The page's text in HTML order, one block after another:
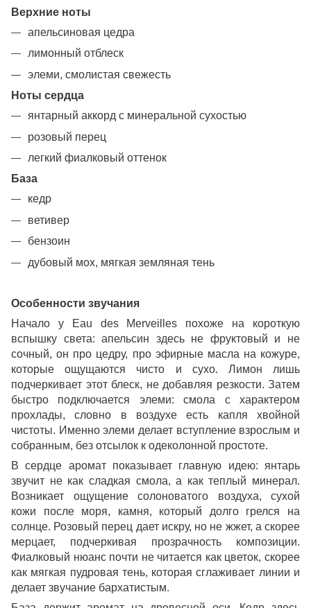
Верхние ноты
апельсиновая цедра
лимонный отблеск
элеми, смолистая свежесть
Ноты сердца
янтарный аккорд с минеральной сухостью
розовый перец
легкий фиалковый оттенок
База
кедр
ветивер
бензоин
дубовый мох, мягкая земляная тень
Особенности звучания
Начало у Eau des Merveilles похоже на короткую
вспышку света: апельсин здесь не фруктовый и не
сочный, он про цедру, про эфирные масла на кожуре,
которые ощущаются чисто и сухо. Лимон лишь
подчеркивает этот блеск, не добавляя резкости. Затем
быстро подключается элеми: смола с характером
прохлады, словно в воздухе есть капля хвойной
чистоты. Именно элеми делает вступление взрослым и
собранным, без отсылок к одеколонной простоте.
В сердце аромат показывает главную идею: янтарь
звучит не как сладкая смола, а как теплый минерал.
Возникает ощущение солоноватого воздуха, сухой
кожи после моря, камня, который долго грелся на
солнце. Розовый перец дает искру, но не жжет, а скорее
мерцает, подчеркивая прозрачность композиции.
Фиалковый нюанс почти не читается как цветок, скорее
как мягкая пудровая тень, которая сглаживает линии и
делает звучание бархатистым.